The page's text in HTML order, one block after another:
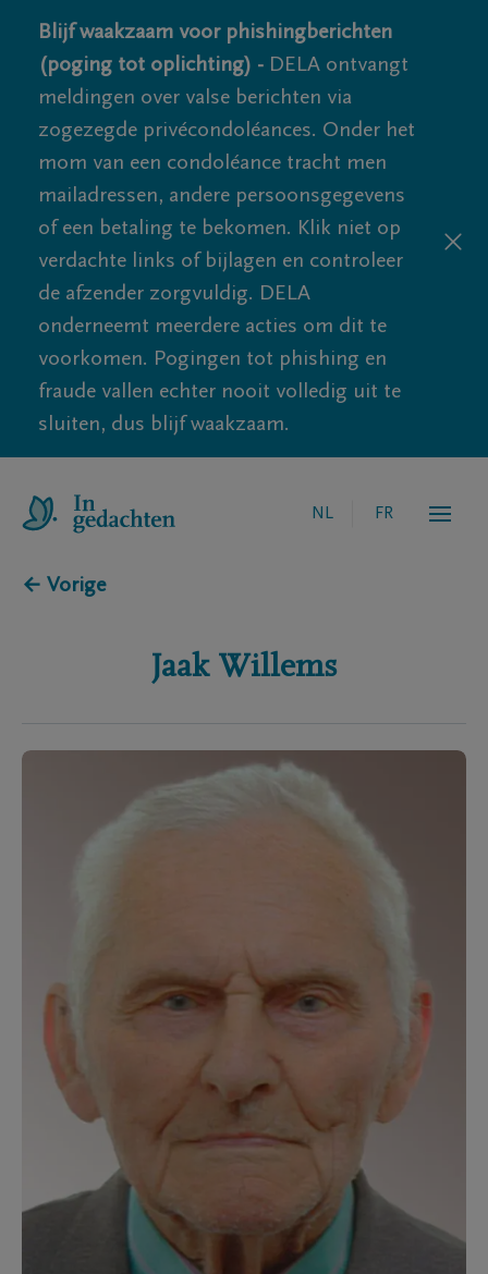
Blijf waakzaam voor phishingberichten
(poging tot oplichting) - DELA ontvangt
meldingen over valse berichten via
zogezegde privécondoléances. Onder het
mom van een condoléance tracht men
mailadressen, andere persoonsgegevens
of een betaling te bekomen. Klik niet op
verdachte links of bijlagen en controleer
de afzender zorgvuldig. DELA
onderneemt meerdere acties om dit te
voorkomen. Pogingen tot phishing en
fraude vallen echter nooit volledig uit te
sluiten, dus blijf waakzaam.
NL FR
← Vorige
Jaak Willems